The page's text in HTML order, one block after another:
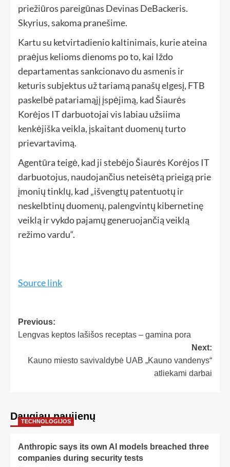
priežiūros pareigūnas Devinas DeBackeris.
Skyrius, sakoma pranešime.
Kartu su ketvirtadienio kaltinimais, kurie ateina
praėjus kelioms dienoms po to, kai Iždo
departamentas sankcionavo du asmenis ir
keturis subjektus už tariamą panašų elgesį, FTB
paskelbė patariamąjį įspėjimą, kad Šiaurės
Korėjos IT darbuotojai vis labiau užsiima
kenkėjiška veikla, įskaitant duomenų turto
prievartavimą.
Agentūra teigė, kad ji stebėjo Šiaurės Korėjos IT
darbuotojus, naudojančius neteisėtą prieigą prie
įmonių tinklų, kad „išvengtų patentuotų ir
neskelbtinų duomenų, palengvintų kibernetinę
veiklą ir vykdo pajamų generuojančią veiklą
režimo vardu“.
Source link
Previous:
Lengvas keptos lašišos receptas – gamina pora
Next:
Kauno miesto savivaldybė UAB „Kauno vandenys“
atliekami darbai
Daugiau naujienų
TECHNOLOGIJOS
Anthropic says its own AI models breached three
companies during security tests